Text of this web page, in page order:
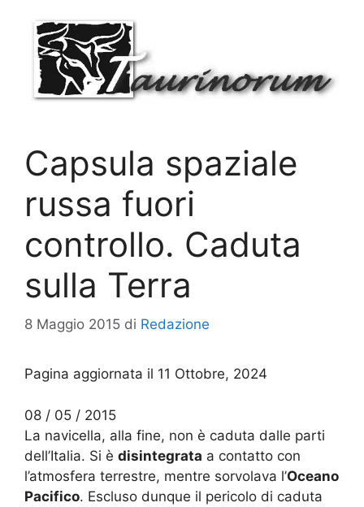
contenuto
Capsula spaziale
russa fuori
controllo. Caduta
sulla Terra
8 Maggio 2015 di Redazione
Pagina aggiornata il 11 Ottobre, 2024
08 / 05 / 2015
La navicella, alla fine, non è caduta dalle parti
dell’Italia. Si è disintegrata a contatto con
l’atmosfera terrestre, mentre sorvolava l’Oceano
Pacifico. Escluso dunque il pericolo di caduta